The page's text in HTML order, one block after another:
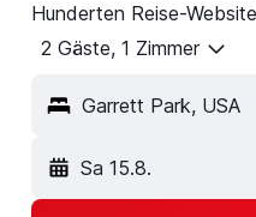
Hunderten Reise-
2 Gäste, 1 Zimmer
Garrett Park, USA
Sa 15.8.